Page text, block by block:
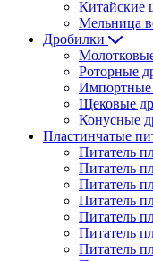
Китайские
Мельница
Дробилки
Роторные
Импортные
Щековые
Конусные
Пластинчатые
Питатель
Питатель
Питатель
Питатель
Питатель
Питатель
Питатель